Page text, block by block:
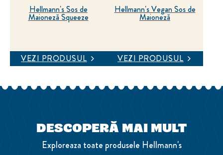
Hellmann's Sos de
Maioneză Squeeze
VEZI PRODUSUL
Hellmann's Vegan Sos de
Maioneză
VEZI PRODUSUL
DESCOPERĂ MAI MULT
Exploreaza toate produsele Hellmann's